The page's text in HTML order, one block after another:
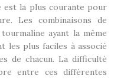
est la plus courante pour
Les combinaisons de
ayant la même
les plus faciles à associé
de chacun. La difficulté
entre ces différentes